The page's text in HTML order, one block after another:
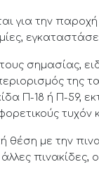
για την
σημασίας,
Π-18 ή Π-59,
τυχόν
θέση με την